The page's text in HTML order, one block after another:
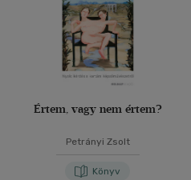
Értem, vagy nem értem?
Petrányi Zsolt
Könyv